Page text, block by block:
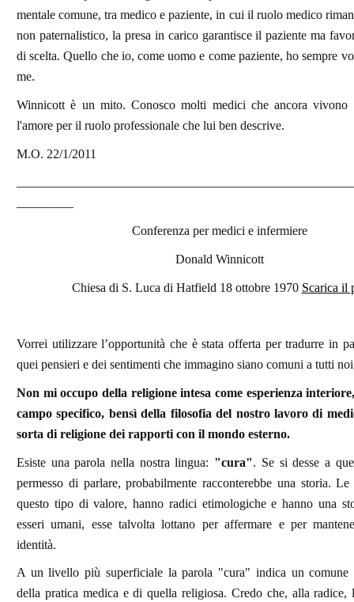
mentale comune, tra medico e paziente, in cui il ruolo medico
non paternalistico, la presa in carico garantisce il paziente ma
di scelta. Quello che io, come uomo e come paziente, ho sempre
me.
Winnicott è un mito. Conosco molti medici che ancora vivono
l'amore per il ruolo professionale che lui ben descrive.
M.O. 22/1/2011
Conferenza per medici e infermiere
Donald Winnicott
Chiesa di S. Luca di Hatfield 18 ottobre 1970 Scarica il
Vorrei utilizzare l’opportunità che è stata offerta per tradurre in
quei pensieri e dei sentimenti che immagino siano comuni a tutti
Non mi occupo della religione intesa come esperienza
campo specifico, bensì della filosofia del nostro lavoro di
sorta di religione dei rapporti con il mondo esterno.
Esiste una parola nella nostra lingua: "cura". Se si desse a
permesso di parlare, probabilmente racconterebbe una storia.
questo tipo di valore, hanno radici etimologiche e hanno una
esseri umani, esse talvolta lottano per affermare e per
identità.
A un livello più superficiale la parola "cura" indica un comune
della pratica medica e di quella religiosa. Credo che, alla radice,